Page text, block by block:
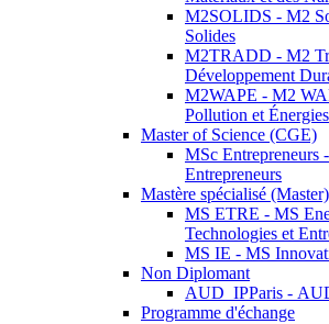
M2SOLIDS - M2
Solides
M2TRADD - M2
Développement
M2WAPE - M2
Pollution et Énergies
Master of Science (CGE)
MSc Entrepreneurs
Entrepreneurs
Mastère spécialisé (Master)
MS ETRE - MS
Technologies et
MS IE - MS
Non Diplomant
AUD_IPParis -
Programme d'échange